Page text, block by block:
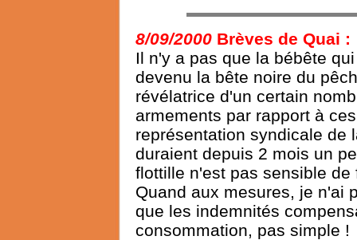
8/09/2000 Brèves de Quai :
Il n'y a pas que la bébête
devenu la bête noire du
révélatrice d'un certain
armements par rapport à
représentation syndicale de
duraient depuis 2 mois un
flottille n'est pas sensible
Quand aux mesures, je n'ai
que les indemnités
consommation, pas simple !